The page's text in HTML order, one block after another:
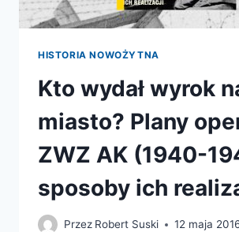
HISTORIA NOWOŻYTNA
Kto wydał wyrok
miasto? Plany
ZWZ AK (1940-
sposoby ich
Przez Robert Suski 12 maja